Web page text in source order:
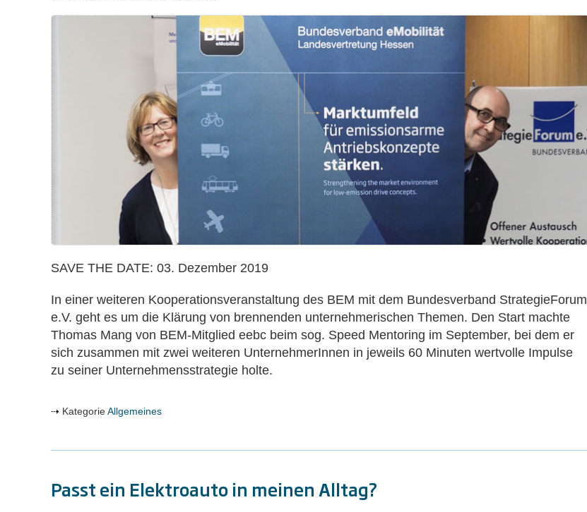
Kollegiale
Strategie
Beratung
für
eMobiles
Wachstum
bundesweit
SAVE THE DATE: 03. Dezember 2019
In einer weiteren Kooperationsveranstaltung des BEM mit dem Bundesverband StrategieForum
e.V. geht es um die Klärung von brennenden unternehmerischen Themen. Den Start machte
Thomas Mang von BEM-Mitglied eebc beim sog. Speed Mentoring im September, bei dem er
sich zusammen mit zwei weiteren UnternehmerInnen in jeweils 60 Minuten wertvolle Impulse
zu seiner Unternehmensstrategie holte.
KategorieAllgemeines
Passt ein Elektroauto in meinen Alltag?